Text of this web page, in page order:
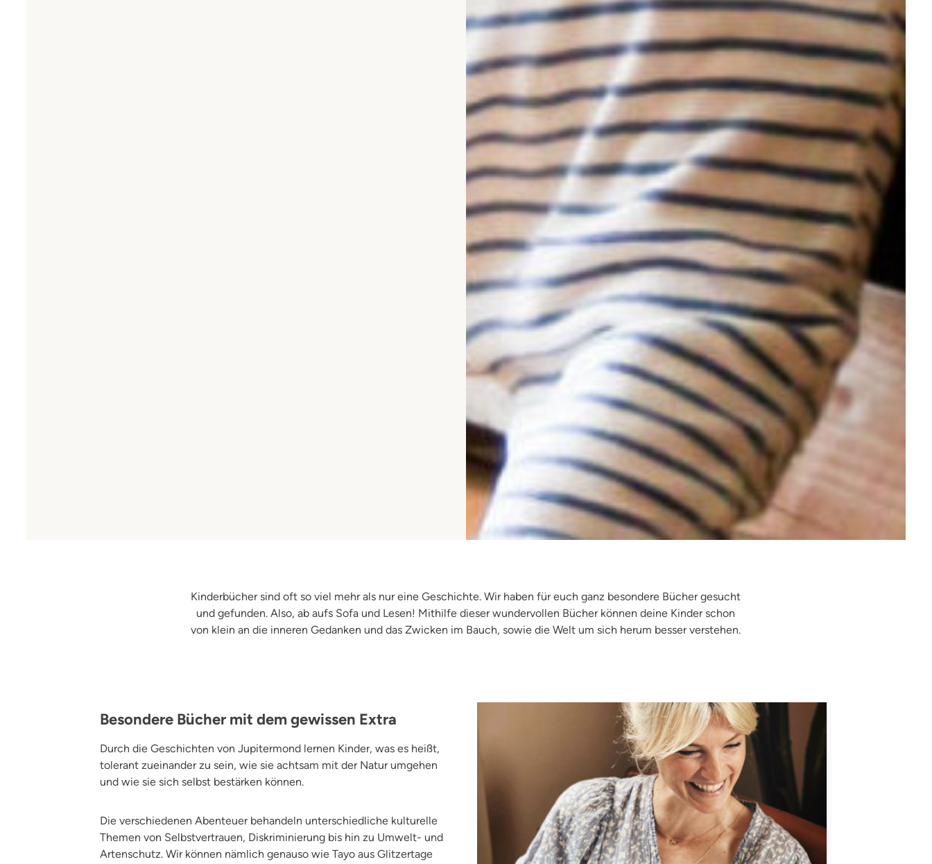
Kinderbücher sind oft so viel mehr als nur eine Geschichte. Wir haben für euch ganz besondere Bücher gesucht
und gefunden. Also, ab aufs Sofa und Lesen! Mithilfe dieser wundervollen Bücher können deine Kinder schon
von klein an die inneren Gedanken und das Zwicken im Bauch, sowie die Welt um sich herum besser verstehen.
Besondere Bücher mit dem gewissen Extra
Durch die Geschichten von Jupitermond lernen Kinder, was es heißt,
tolerant zueinander zu sein, wie sie achtsam mit der Natur umgehen
und wie sie sich selbst bestärken können.
Die verschiedenen Abenteuer behandeln unterschiedliche kulturelle
Themen von Selbstvertrauen, Diskriminierung bis hin zu Umwelt- und
Artenschutz. Wir können nämlich genauso wie Tayo aus Glitzertage